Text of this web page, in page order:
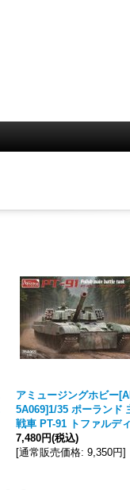
アミュージングホビー
5A069]1/35 ポーランド
戦車 PT-91 トファルディ
7,480円(税込)
[通常販売価格: 9,350円]